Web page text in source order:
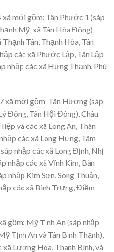
mới gồm: Tân Phước 1 (sáp
Mỹ, xã Tân Hòa Đông),
Tân, Thạnh Hòa, Tân
các xã Phước Lập, Tân Lập
nhập các xã Hưng Thạnh, Phú
xã mới gồm: Tân Hương (sáp
Đông, Tân Hội Đông), Châu
và các xã Long An, Thân
các xã Long Hưng, Tâm
nhập các xã Long Định, Nhị
nhập các xã Vĩnh Kim, Bàn
nhập Kim Sơn, Song Thuận,
các xã Bình Trưng, Điềm
gồm: Mỹ Tịnh An (sáp nhập
Tịnh An và Tân Bình Thạnh),
Lương Hòa, Thanh Bình, và